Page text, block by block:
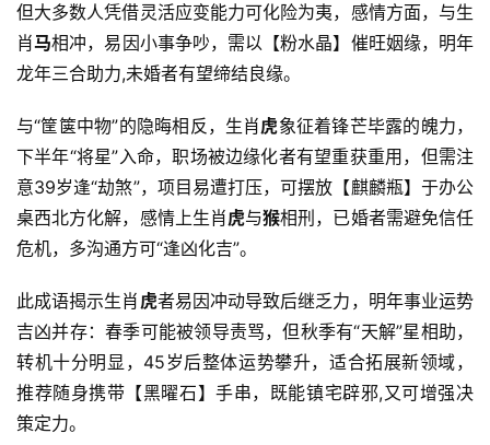
但大多数人凭借灵活应变能力可化险为夷，感情方面，与生
肖马相冲，易因小事争吵，需以【粉水晶】催旺姻缘，明年
龙年三合助力,未婚者有望缔结良缘。
与“筐箧中物”的隐晦相反，生肖虎象征着锋芒毕露的魄力，
下半年“将星”入命，职场被边缘化者有望重获重用，但需注
意39岁逢“劫煞”，项目易遭打压，可摆放【麒麟瓶】于办公
桌西北方化解，感情上生肖虎与猴相刑，已婚者需避免信任
危机，多沟通方可“逢凶化吉”。
此成语揭示生肖 虎者易因冲动导致后继乏力，明年事业运势
吉凶并存：春季可能被领导责骂，但秋季有“天解”星相助，
转机十分明显，45岁后整体运势攀升，适合拓展新领域，
推荐随身携带【黑曜石】手串，既能镇宅辟邪,又可增强决
策定力。